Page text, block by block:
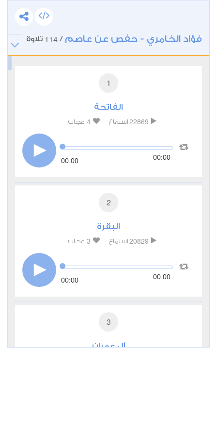
فؤاد الخامري - حفص عن عاصم /
114 تلاوة
1
الفاتحة
22869 استماع 4 اعجاب
00:00 00:00
2
البقرة
20829 استماع 3 اعجاب
00:00 00:00
3
آل عمران